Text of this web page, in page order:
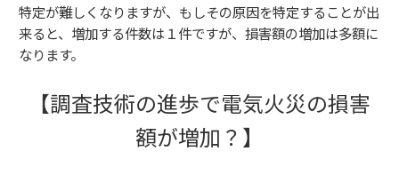
特定が難しくなりますが、もしその原因を特定することが出
来ると、増加する件数は１件ですが、損害額の増加は多額に
なります。
【調査技術の進歩で電気火災の損害
額が増加？】